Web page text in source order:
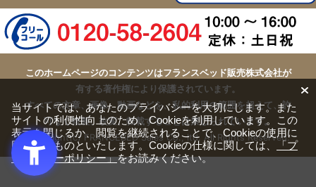
このホームページのコンテンツはフランスベッド販売株式会社が
有する著作権により保護されています。
すべての文章、画像、動画などを、私的利用の範囲を超えて、許
可なく複製、改変、転載することは禁じられています。
Copyright(c) FRANCEBED Sales Co., ltd. All Rights Reserved.
当サイトでは、あなたのプライバシーを大切にします。また
サイトの利便性向上のため、Cookieを利用しています。この
表示を閉じるか、閲覧を継続されることで、Cookieの使用に
同意するものといたします。Cookieの仕様に関しては、
「プ
ライバシーポリシー」をお読みください。